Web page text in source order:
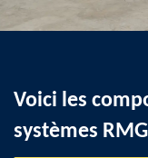
Voici les
systèmes RMG